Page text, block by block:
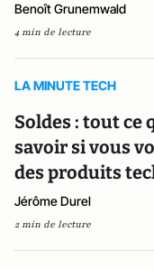
Benoît Grunemwald
4 min de lecture
LA MINUTE TECH
Soldes : tout ce
savoir si vous
des produits
Jérôme Durel
2 min de lecture